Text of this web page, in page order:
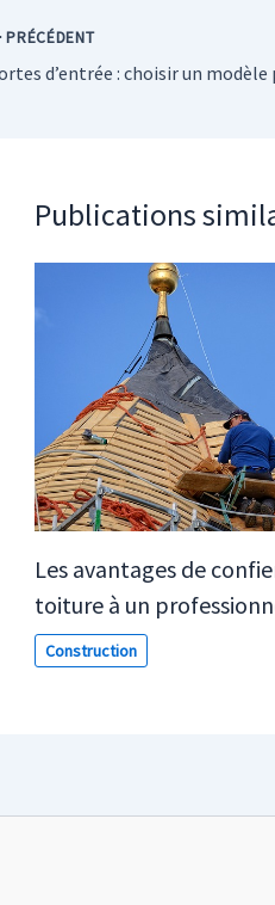
PRÉCÉDENT
Publications
Les avantages de
toiture à un
Construction